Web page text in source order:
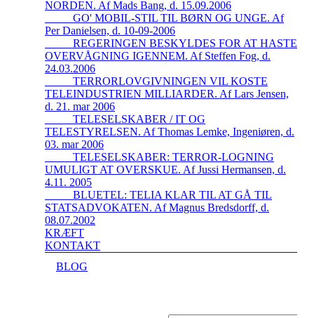
NORDEN. Af Mads Bang, d. 15.09.2006
_____GO' MOBIL-STIL TIL BØRN OG UNGE. Af
Per Danielsen, d. 10-09-2006
_____REGERINGEN BESKYLDES FOR AT HASTE
OVERVÅGNING IGENNEM. Af Steffen Fog, d.
24.03.2006
_____TERRORLOVGIVNINGEN VIL KOSTE
TELEINDUSTRIEN MILLIARDER. Af Lars Jensen,
d. 21. mar 2006
_____TELESELSKABER / IT OG
TELESTYRELSEN. Af Thomas Lemke, Ingeniøren, d.
03. mar 2006
_____TELESELSKABER: TERROR-LOGNING
UMULIGT AT OVERSKUE. Af Jussi Hermansen, d.
4.11. 2005
_____BLUETEL: TELIA KLAR TIL AT GÅ TIL
STATSADVOKATEN. Af Magnus Bredsdorff, d.
08.07.2002
KRÆFT
KONTAKT
BLOG